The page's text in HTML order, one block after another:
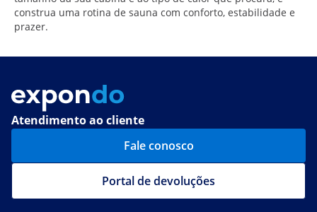
construa uma rotina de sauna com conforto, estabilidade e
prazer.
Atendimento ao cliente
Fale conosco
Portal de devoluções